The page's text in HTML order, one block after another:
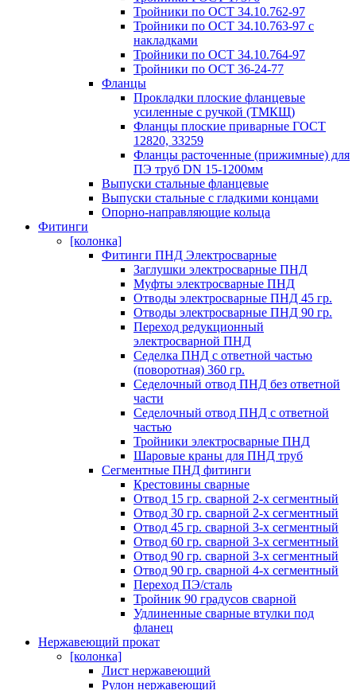
Тройники по ОСТ 34.10.762-97
Тройники по ОСТ 34.10.763-97 с
накладками
Тройники по ОСТ 34.10.764-97
Тройники по ОСТ 36-24-77
Фланцы
Прокладки плоские фланцевые
усиленные с ручкой (ТМКЩ)
Фланцы плоские приварные ГОСТ
12820, 33259
Фланцы расточенные (прижимные) для
ПЭ труб DN 15-1200мм
Выпуски стальные фланцевые
Выпуски стальные с гладкими концами
Опорно-направляющие кольца
Фитинги
[колонка]
Фитинги ПНД Электросварные
Заглушки электросварные ПНД
Муфты электросварные ПНД
Отводы электросварные ПНД 45 гр.
Отводы электросварные ПНД 90 гр.
Переход редукционный
электросварной ПНД
Седелка ПНД с ответной частью
(поворотная) 360 гр.
Седелочный отвод ПНД без ответной
части
Седелочный отвод ПНД с ответной
частью
Тройники электросварные ПНД
Шаровые краны для ПНД труб
Сегментные ПНД фитинги
Крестовины сварные
Отвод 15 гр. сварной 2-х сегментный
Отвод 30 гр. сварной 2-х сегментный
Отвод 45 гр. сварной 3-х сегментный
Отвод 60 гр. сварной 3-х сегментный
Отвод 90 гр. сварной 3-х сегментный
Отвод 90 гр. сварной 4-х сегментный
Переход ПЭ/сталь
Тройник 90 градусов сварной
Удлиненные сварные втулки под
фланец
Нержавеющий прокат
[колонка]
Лист нержавеющий
Рулон нержавеющий